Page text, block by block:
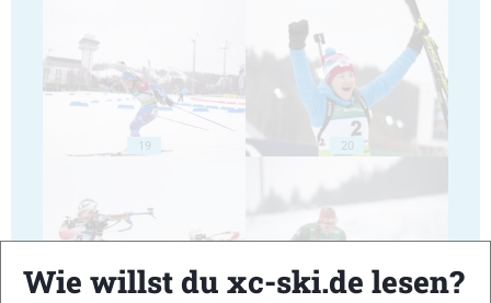
19 20
Wie willst du xc-ski.de lesen?